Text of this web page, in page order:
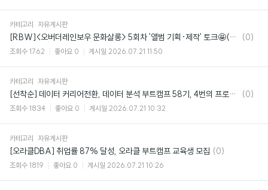
카테고리 자유게시판
[RBW]<오버더레인보우 문화살롱> 5회차 '앨범 기획·제작' 토크🤩(~08/06)
댓
(0)
조회수 1762 좋아요 0 게시일 2026.07.21 11:50
카테고리 자유게시판
[선착순] 데이터 커리어전환, 데이터 분석 부트캠프 58기, 4번의 프로젝트로 실무 종결
댓
(0)
조회수 1834 좋아요 0 게시일 2026.07.21 10:32
카테고리 자유게시판
[오라클DBA] 취업률 87% 달성, 오라클 부트캠프 교육생 모집 댓
(0)
조회수 1819 좋아요 0 게시일 2026.07.21 10:26